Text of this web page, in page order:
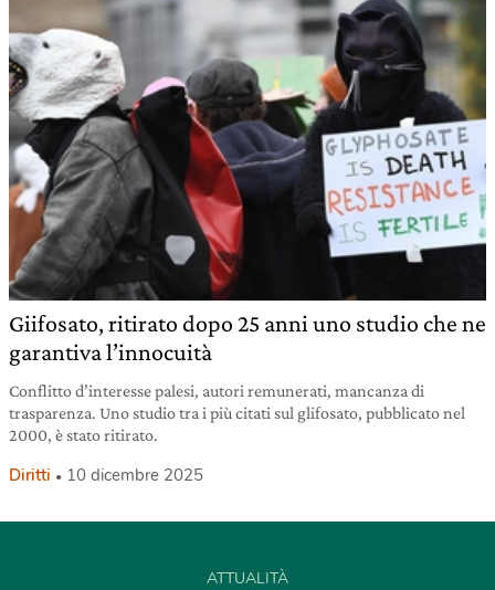
Giifosato, ritirato dopo 25 anni uno studio che ne
garantiva l’innocuità
Conflitto d’interesse palesi, autori remunerati, mancanza di
trasparenza. Uno studio tra i più citati sul glifosato, pubblicato nel
2000, è stato ritirato.
Diritti 10 dicembre 2025
ATTUALITÀ